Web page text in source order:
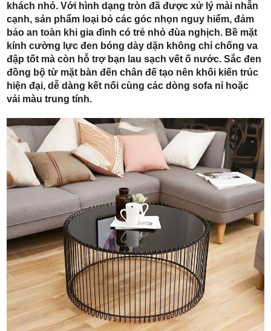
TP. HCM
khách nhỏ. Với hình dạng tròn đã được xử lý mài nhẵn
cạnh, sản phẩm loại bỏ các góc nhọn nguy hiểm, đảm
bảo an toàn khi gia đình có trẻ nhỏ đùa nghịch. Bề mặt
kính cường lực đen bóng dày dặn không chỉ chống va
đập tốt mà còn hỗ trợ bạn lau sạch vết ố nước. Sắc đen
đồng bộ từ mặt bàn đến chân đế tạo nên khối kiến trúc
hiện đại, dễ dàng kết nối cùng các dòng sofa nỉ hoặc
vải màu trung tính.